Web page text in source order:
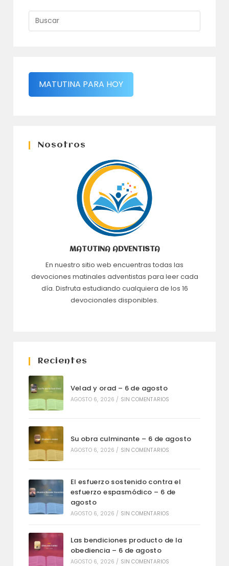
MATUTINA PARA HOY
Nosotros
MATUTINA ADVENTISTA
En nuestro sitio web encuentras todas las
devociones matinales adventistas para leer cada
día. Disfruta estudiando cualquiera de los 16
devocionales disponibles.
Recientes
Velad y orad – 6 de agosto
AGOSTO 6, 2026 / SIN COMENTARIOS
Su obra culminante – 6 de agosto
AGOSTO 6, 2026 / SIN COMENTARIOS
El esfuerzo sostenido contra el
esfuerzo espasmódico – 6 de
agosto
AGOSTO 6, 2026 / SIN COMENTARIOS
Las bendiciones producto de la
obediencia – 6 de agosto
AGOSTO 6, 2026 / SIN COMENTARIOS